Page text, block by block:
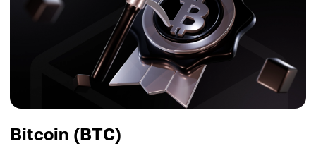
Bitcoin (BTC)